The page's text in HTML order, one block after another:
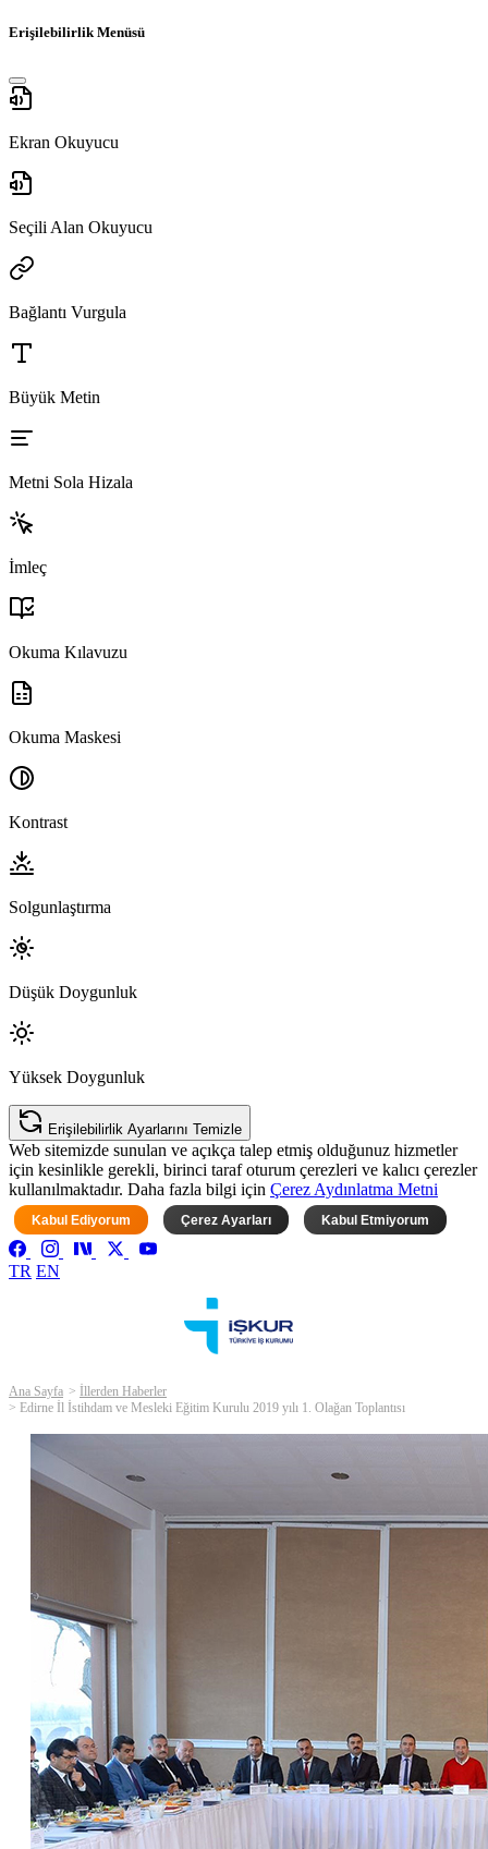
Erişilebilirlik Menüsü
Ekran Okuyucu
Seçili Alan Okuyucu
Bağlantı Vurgula
Büyük Metin
Metni Sola Hizala
İmleç
Okuma Kılavuzu
Okuma Maskesi
Kontrast
Solgunlaştırma
Düşük Doygunluk
Yüksek Doygunluk
Erişilebilirlik Ayarlarını Temizle
Web sitemizde sunulan ve açıkça talep etmiş olduğunuz hizmetler
için kesinlikle gerekli, birinci taraf oturum çerezleri ve kalıcı çerezler
kullanılmaktadır. Daha fazla bilgi için Çerez Aydınlatma Metni
Kabul Ediyorum Çerez Ayarları Kabul Etmiyorum
TR EN
Ana Sayfa
İllerden Haberler
Edirne İl İstihdam ve Mesleki Eğitim Kurulu 2019 yılı 1. Olağan Toplantısı